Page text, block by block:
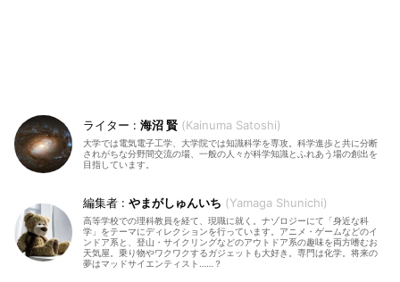
海沼 賢 Kainuma Satoshi
大学では電気電子工学、大学院では知識科学を専攻。科学進歩と共に分断
されがちな分野間交流の場、一般の人々が科学知識とふれあう場の創出を
目指しています。
やまがしゅんいち Yamaga Shunichi
高等学校での理科教員を経て、現職に就く。ナゾロジーにて「身近な科
学」をテーマにディレクションを行っています。アニメ・ゲームなどのイ
ンドア系と、登山・サイクリングなどのアウトドア系の趣味を両方嗜むお
天気屋。乗り物やワクワクするガジェットも大好き。専門は化学。将来の
夢はマッドサイエンティスト……？